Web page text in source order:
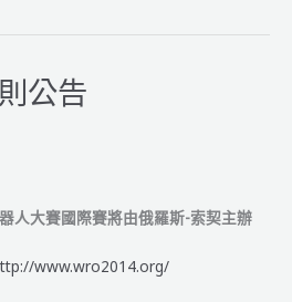
公告
人大賽國際賽將由俄羅斯-索契主辦
www.wro2014.org/